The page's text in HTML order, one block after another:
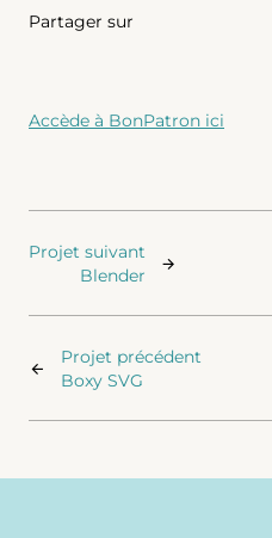
Partager sur
Accède à BonPatron ici
Projet précédent
Boxy SVG
Projet suivant
Blender